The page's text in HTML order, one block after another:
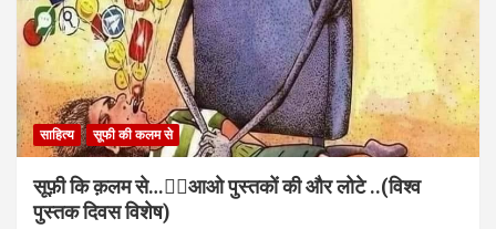
साहित्य सूफी की कलम से
सूफ़ी कि क़लम से…✍🏻आओ पुस्तकों की और लोटे ..(विश्व
पुस्तक दिवस विशेष)